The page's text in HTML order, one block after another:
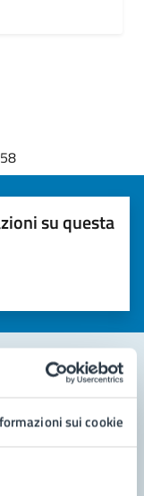
sui cookie
su questa
stelle)la chiarezza delle